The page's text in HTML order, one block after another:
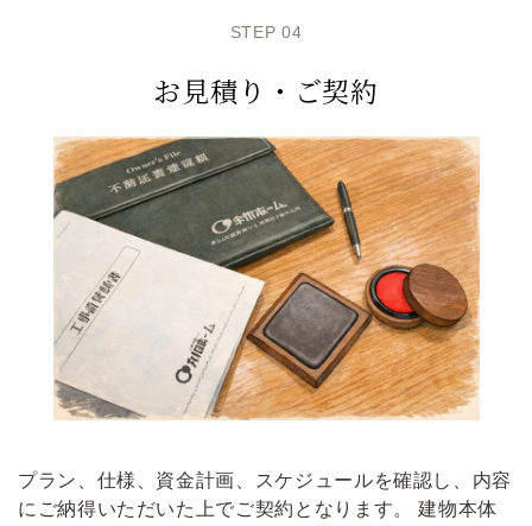
STEP 04
お見積り・ご契約
プラン、仕様、資金計画、スケジュールを確認し、内容
にご納得いただいた上でご契約となります。 建物本体